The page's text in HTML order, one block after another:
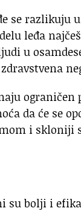
se
leđa
u
da će se
i skloniji
su bolji i